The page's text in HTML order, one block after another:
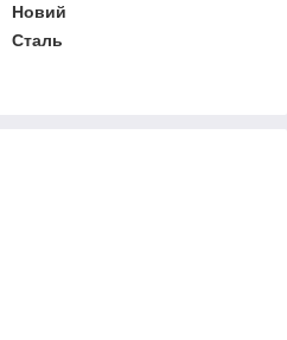
Новий
Сталь